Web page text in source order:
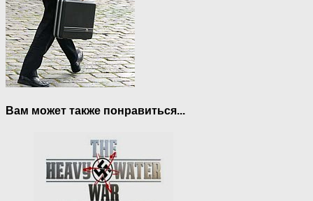
Вам может также понравиться...